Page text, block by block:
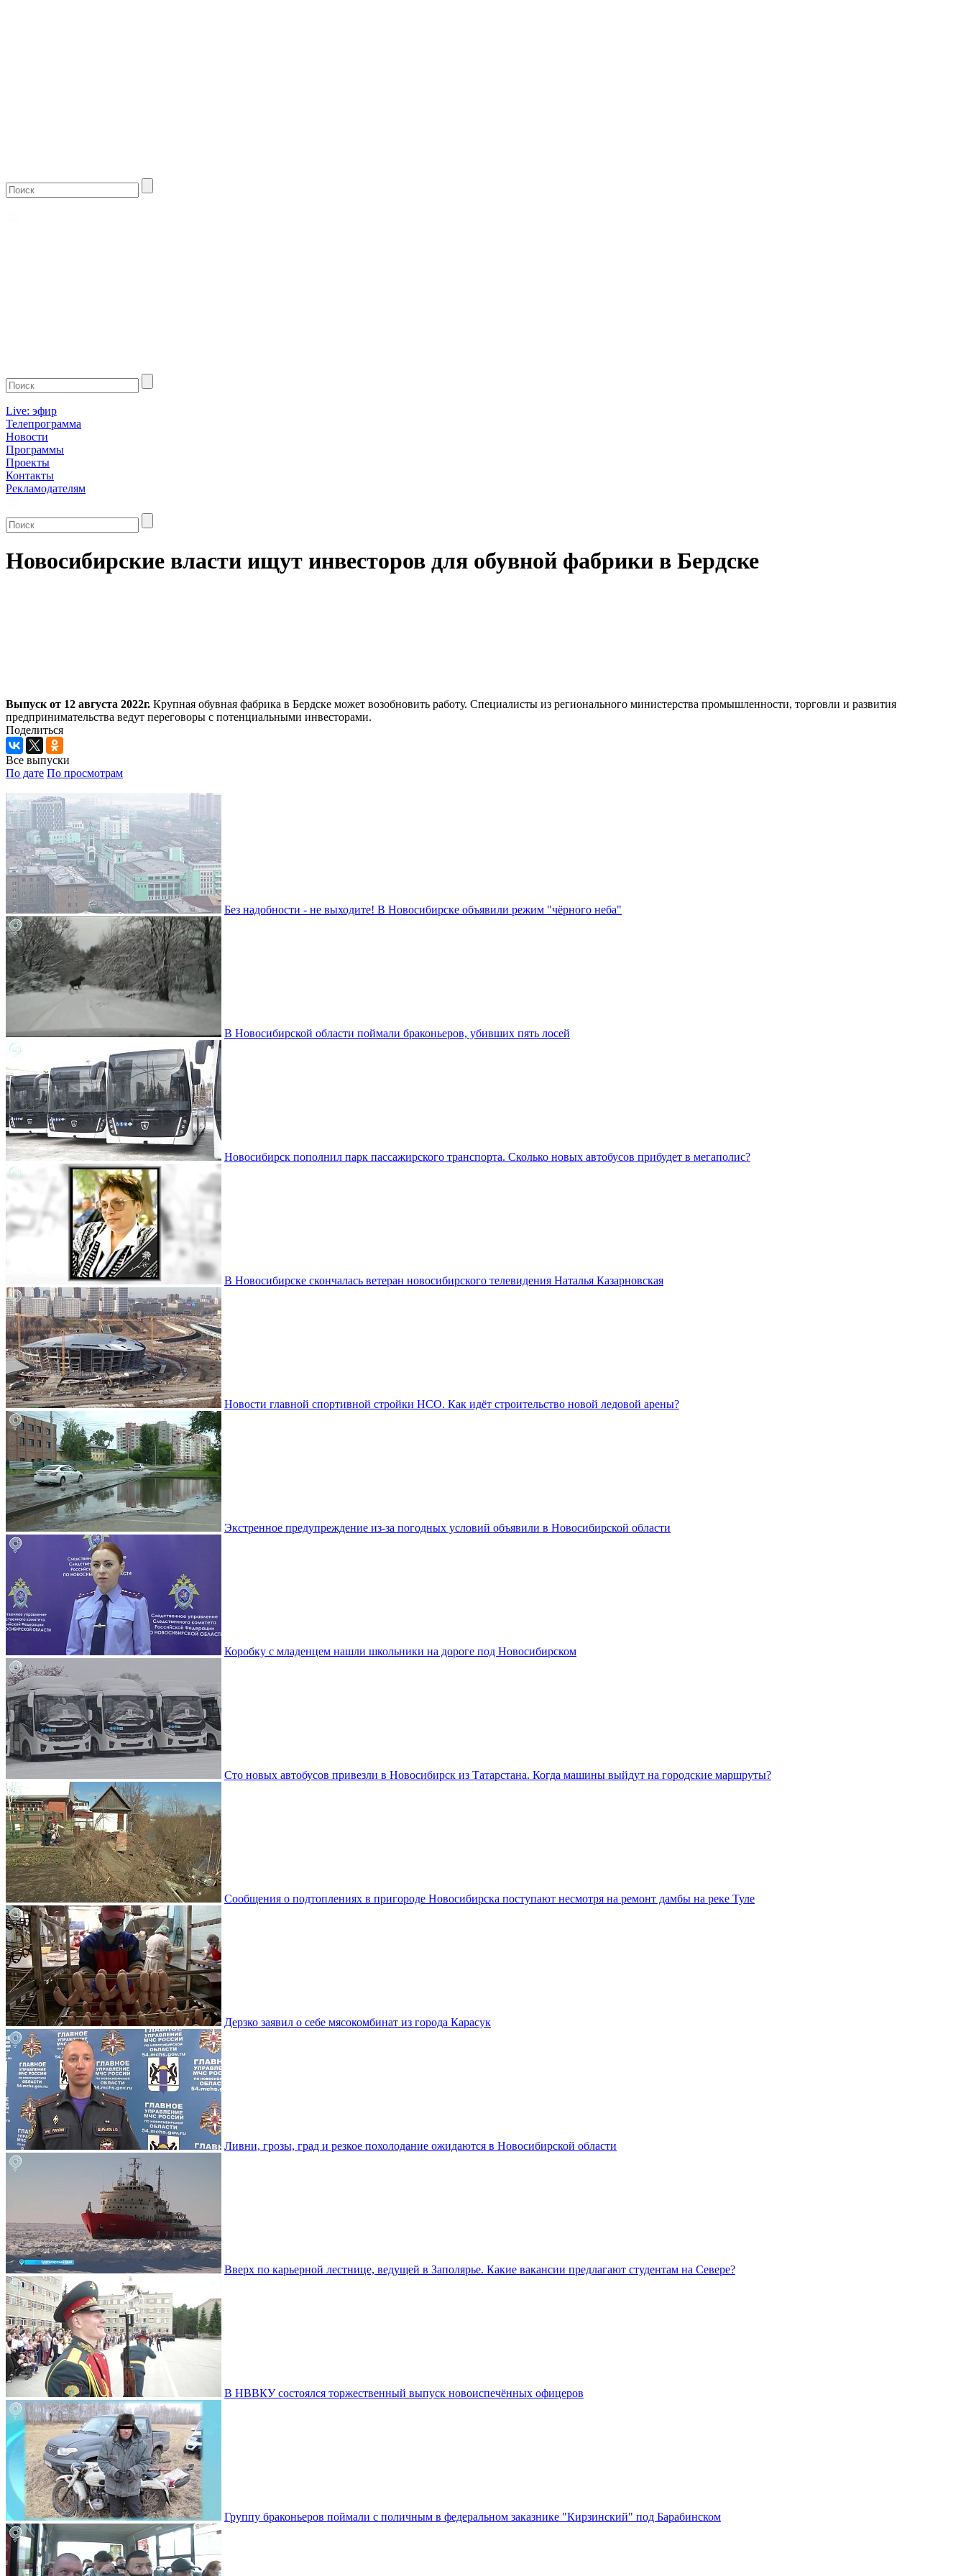
Live: эфир
Телепрограмма
Новости
Программы
Проекты
Контакты
Рекламодателям
Новосибирские власти ищут инвесторов для обувной фабрики в Бердске
Выпуск от 12 августа 2022г. Крупная обувная фабрика в Бердске может возобновить работу. Специалисты из регионального министерства промышленности, торговли и развития
предпринимательства ведут переговоры с потенциальными инвесторами.
Поделиться
Все выпуски
По дате По просмотрам
Без надобности - не выходите! В Новосибирске объявили режим "чёрного неба"
В Новосибирской области поймали браконьеров, убивших пять лосей
Новосибирск пополнил парк пассажирского транспорта. Сколько новых автобусов прибудет в мегаполис?
В Новосибирске скончалась ветеран новосибирского телевидения Наталья Казарновская
Новости главной спортивной стройки НСО. Как идёт строительство новой ледовой арены?
Экстренное предупреждение из-за погодных условий объявили в Новосибирской области
Коробку с младенцем нашли школьники на дороге под Новосибирском
Сто новых автобусов привезли в Новосибирск из Татарстана. Когда машины выйдут на городские маршруты?
Сообщения о подтоплениях в пригороде Новосибирска поступают несмотря на ремонт дамбы на реке Туле
Дерзко заявил о себе мясокомбинат из города Карасук
Ливни, грозы, град и резкое похолодание ожидаются в Новосибирской области
Вверх по карьерной лестнице, ведущей в Заполярье. Какие вакансии предлагают студентам на Севере?
В НВВКУ состоялся торжественный выпуск новоиспечённых офицеров
Группу браконьеров поймали с поличным в федеральном заказнике "Кирзинский" под Барабинском